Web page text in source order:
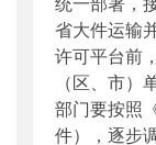
省大件运输
许可平台前
（区、市
部门要按照
件），逐步